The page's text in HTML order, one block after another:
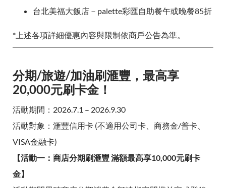
台北美福大飯店－palette彩匯自助餐午或晚餐85折
*上述各項詳細優惠內容與限制依商戶公告為準。
分期/旅遊/加油刷滙豐，最高享
20,000元刷卡金！
活動期間：2026.7.1 – 2026.9.30
活動對象：滙豐信用卡 (不適用公司卡、商務金/普卡、
VISA金融卡)
【活動一：商店分期刷滙豐 滿額最高享10,000元刷卡
金】